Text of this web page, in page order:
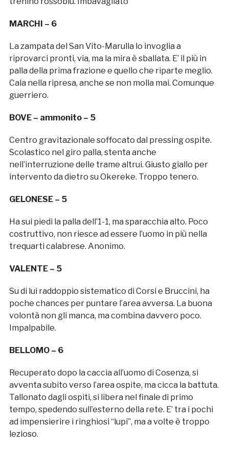
MARCHI – 6
La zampata del San Vito-Marulla lo invoglia a
riprovarci pronti, via, ma la mira è sballata. E’ il più in
palla della prima frazione e quello che riparte meglio.
Cala nella ripresa, anche se non molla mai. Comunque
guerriero.
BOVE – ammonito – 5
Centro gravitazionale soffocato dal pressing ospite.
Scolastico nel giro palla, stenta anche
nell’interruzione delle trame altrui. Giusto giallo per
intervento da dietro su Okereke. Troppo tenero.
GELONESE – 5
Ha sui piedi la palla dell’1-1, ma sparacchia alto. Poco
costruttivo, non riesce ad essere l’uomo in più nella
trequarti calabrese. Anonimo.
VALENTE – 5
Su di lui raddoppio sistematico di Corsi e Bruccini, ha
poche chances per puntare l’area avversa. La buona
volontà non gli manca, ma combina davvero poco.
Impalpabile.
BELLOMO – 6
Recuperato dopo la caccia all’uomo di Cosenza, si
avventa subito verso l’area ospite, ma cicca la battuta.
Tallonato dagli ospiti, si libera nel finale di primo
tempo, spedendo sull’esterno della rete. E’ tra i pochi
ad impensierire i ringhiosi “lupi”, ma a volte è troppo
lezioso.